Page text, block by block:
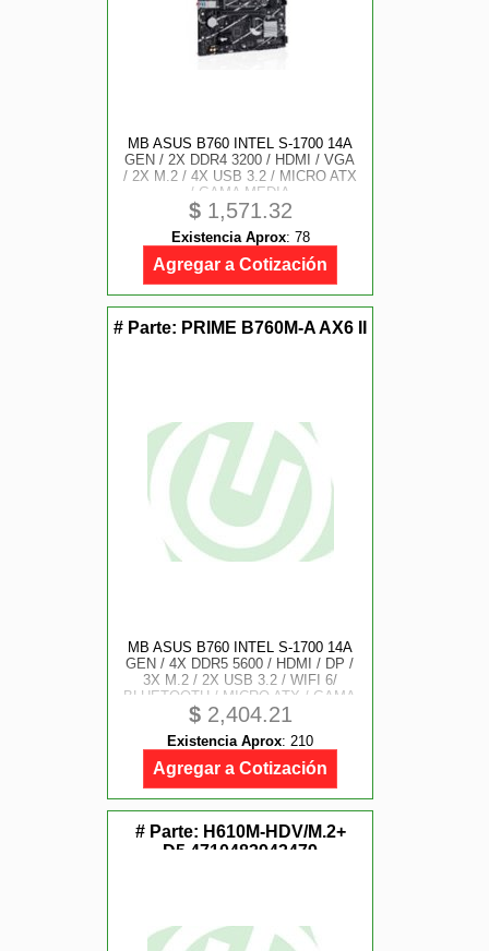
MB ASUS B760 INTEL S-1700 14A
GEN / 2X DDR4 3200 / HDMI / VGA
/ 2X M.2 / 4X USB 3.2 / MICRO ATX
/ GAMA MEDIA
$1,571.32
Existencia Aprox: 78
Agregar a Cotización
# Parte: PRIME B760M-A AX6 II
MB ASUS B760 INTEL S-1700 14A
GEN / 4X DDR5 5600 / HDMI / DP /
3X M.2 / 2X USB 3.2 / WIFI 6/
BLUETOOTH / MICRO ATX / GAMA
MEDIA
$2,404.21
Existencia Aprox: 210
Agregar a Cotización
# Parte: H610M-HDV/M.2+
D5,4710483943479